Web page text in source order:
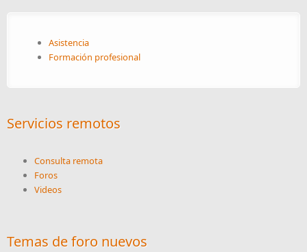
Asistencia
Formación profesional
Servicios remotos
Consulta remota
Foros
Videos
Temas de foro nuevos